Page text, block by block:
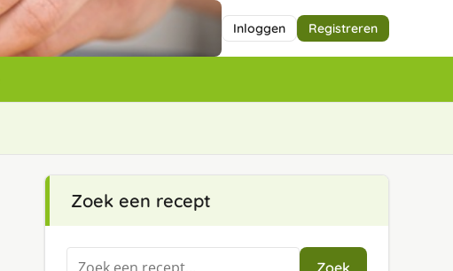
Inloggen Registreren
Zoek een recept
Zoeken
Zoek